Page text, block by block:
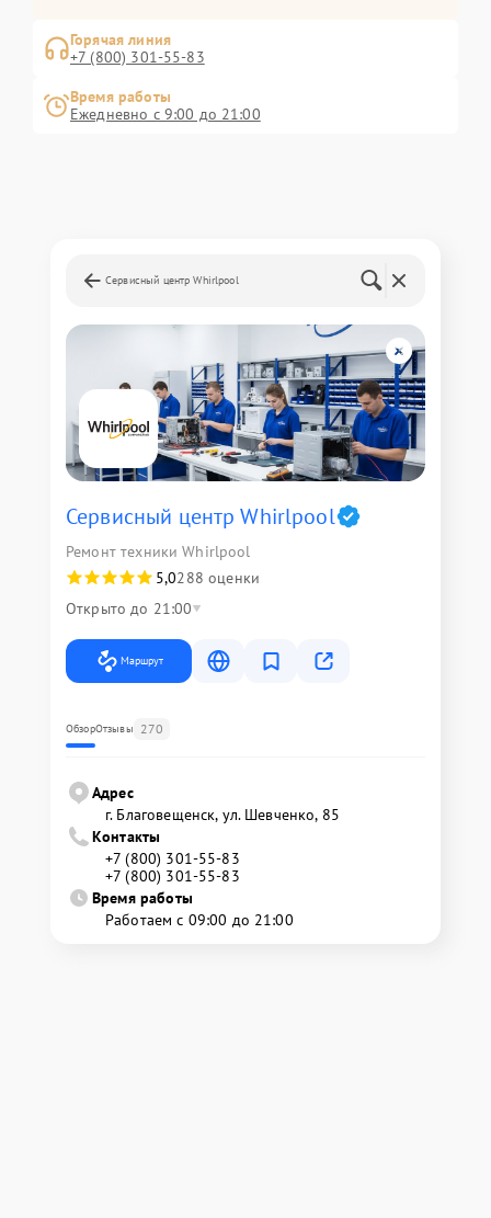
Горячая линия
+7 (800) 301-55-83
Время работы
Ежедневно с 9:00 до 21:00
Сервисный центр Whirlpool
Сервисный центр Whirlpool
Ремонт техники Whirlpool
5,0288 оценки
Открыто до 21:00
Маршрут
ОбзорОтзывы 270
Адрес
г. Благовещенск, ул. Шевченко, 85
Контакты
+7 (800) 301-55-83
+7 (800) 301-55-83
Время работы
Работаем с 09:00 до 21:00